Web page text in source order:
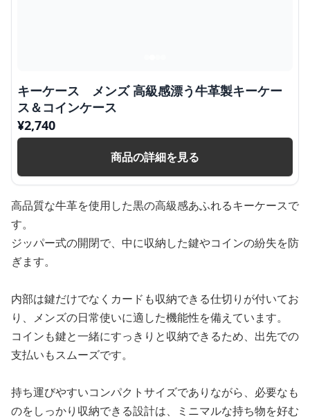
キーケース メンズ 高級感漂う牛革製キーケー
ス＆コインケース
¥2,740
商品の詳細を見る
高品質な牛革を使用した黒の高級感あふれるキーケースで
す。
ジッパー式の開閉で、中に収納した鍵やコインの紛失を防
ぎます。
内部は鍵だけでなくカードも収納できる仕切りが付いてお
り、メンズの日常使いに適した機能性を備えています。
コインも鍵と一緒にすっきりと収納できるため、出先での
支払いもスムーズです。
持ち運びやすいコンパクトサイズでありながら、必要なも
のをしっかり収納できる設計は、ミニマルな持ち物を好む